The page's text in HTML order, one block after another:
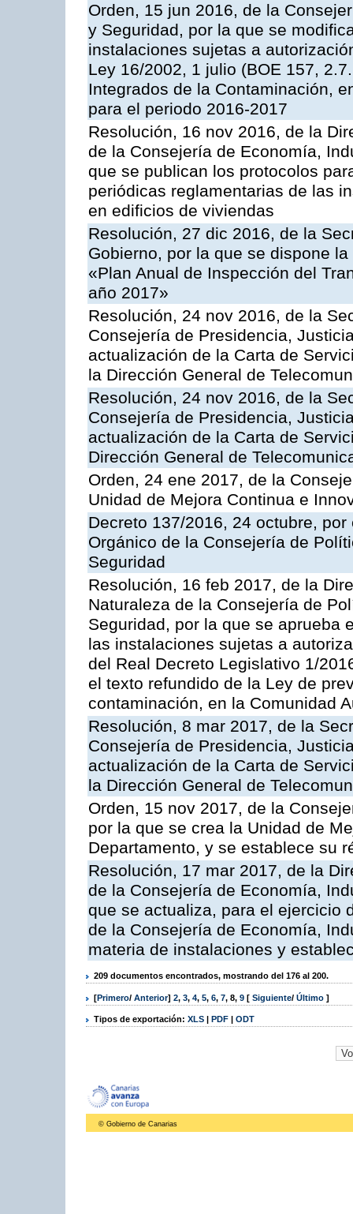
Orden, 15 jun 2016, de la
y Seguridad, por la que se
instalaciones sujetas a
Ley 16/2002, 1 julio (BOE 157,
Integrados de la Contaminación,
para el periodo 2016-2017
Resolución, 16 nov 2016, de la
de la Consejería de Economía,
que se publican los protocolos
periódicas reglamentarias de las
en edificios de viviendas
Resolución, 27 dic 2016, de la
Gobierno, por la que se dispone
«Plan Anual de Inspección del
año 2017»
Resolución, 24 nov 2016, de la
Consejería de Presidencia,
actualización de la Carta de
la Dirección General de
Resolución, 24 nov 2016, de la
Consejería de Presidencia,
actualización de la Carta de
Dirección General de
Orden, 24 ene 2017, de la
Unidad de Mejora Continua e
Decreto 137/2016, 24 octubre,
Orgánico de la Consejería de
Seguridad
Resolución, 16 feb 2017, de la
Naturaleza de la Consejería de
Seguridad, por la que se aprueba
las instalaciones sujetas a
del Real Decreto Legislativo 1/
el texto refundido de la Ley de
contaminación, en la Comunidad
Resolución, 8 mar 2017, de la
Consejería de Presidencia,
actualización de la Carta de
la Dirección General de
Orden, 15 nov 2017, de la
por la que se crea la Unidad de
Departamento, y se establece su
Resolución, 17 mar 2017, de la
de la Consejería de Economía,
que se actualiza, para el ejercicio
de la Consejería de Economía,
materia de instalaciones y
209 documentos encontrados, mostrando del 176 al 200.
[Primero/ Anterior] 2, 3, 4, 5, 6, 7, 8, 9 [ Siguiente/ Último ]
Tipos de exportación: XLS | PDF | ODT
© Gobierno de Canarias